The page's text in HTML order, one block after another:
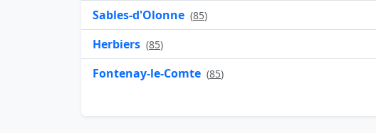
Sables-d'Olonne (85)
Herbiers (85)
Fontenay-le-Comte (85)